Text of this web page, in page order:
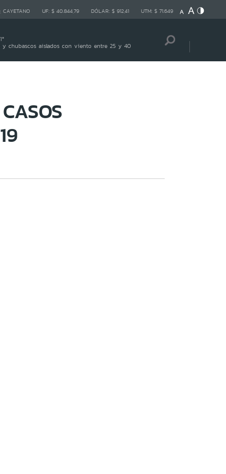
CAYETANO UF: $ 40.844,79 DÓLAR: $ 912,41 UTM: $ 71.649
º
y chubascos aislados con viento entre 25 y 40